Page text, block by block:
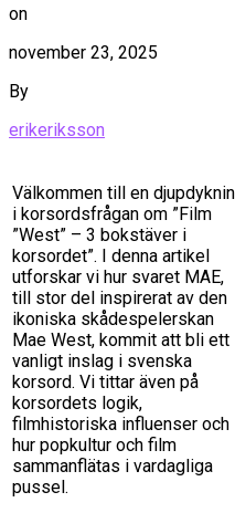
on
november 23, 2025
By
erikeriksson
Välkommen till en
i korsordsfrågan om ”Film
”West” – 3 bokstäver i
korsordet”. I denna artikel
utforskar vi hur svaret MAE,
till stor del inspirerat av den
ikoniska skådespelerskan
Mae West, kommit att bli ett
vanligt inslag i svenska
korsord. Vi tittar även på
korsordets logik,
filmhistoriska influenser och
hur popkultur och film
sammanflätas i vardagliga
pussel.